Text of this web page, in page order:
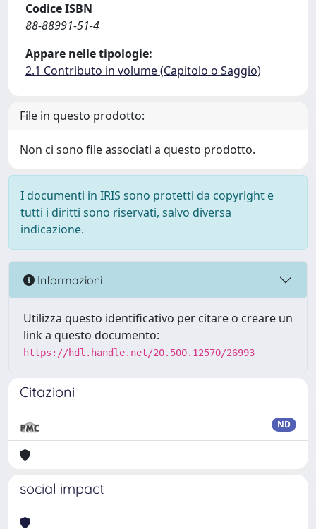
Codice ISBN
88-88991-51-4
Appare nelle tipologie:
2.1 Contributo in volume (Capitolo o Saggio)
File in questo prodotto:
Non ci sono file associati a questo prodotto.
I documenti in IRIS sono protetti da copyright e
tutti i diritti sono riservati, salvo diversa
indicazione.
Informazioni
Utilizza questo identificativo per citare o creare un
link a questo documento:
https://hdl.handle.net/20.500.12570/26993
Citazioni
ND
social impact